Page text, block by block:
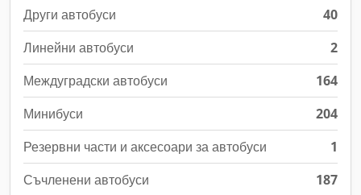
Други автобуси
40
Линейни автобуси
2
Междуградски автобуси
164
Минибуси
204
Резервни части и аксесоари за автобуси
1
Съчленени автобуси
187